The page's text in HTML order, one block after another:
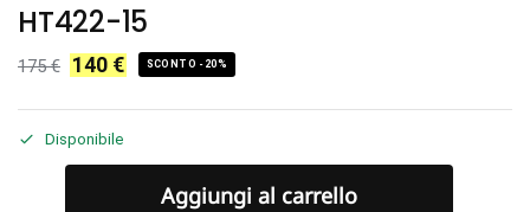
HT422-15
175€ 140 € SCONTO -20%
Disponibile
Aggiungi al carrello